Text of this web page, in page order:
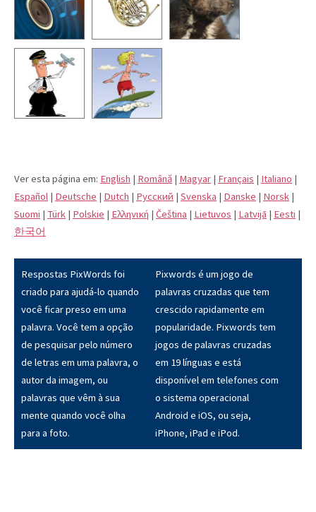
Ver esta página em: English | Română | Magyar | Français | Italiano |
Español | Deutsche | Dutch | Pусский | Svenska | Danske | Norsk |
Suomi | Türk | Polskie | Eλληνική | Čeština | Lietuvos | Latvijā | Eesti |
한국어
Respostas PixWords foi
criado para ajudá-lo quando
você ficar preso em uma
palavra. Você tem a opção
de pesquisar pelo número
de letras em uma palavra, o
autor da imagem, ou
palavras que vêm à sua
mente quando você olha
para a foto.
Pixwords é um jogo de
palavras cruzadas que tem
crescido rapidamente em
popularidade. Pixwords tem
jogos de palavras cruzadas
em 19 línguas e está
disponível em telefones com
o sistema operacional
Android e iOS, ou seja,
iPhone, iPad e iPod.